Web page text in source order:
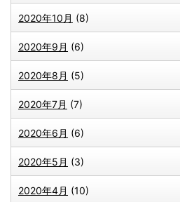
2020年10月 (8)
2020年9月 (6)
2020年8月 (5)
2020年7月 (7)
2020年6月 (6)
2020年5月 (3)
2020年4月 (10)